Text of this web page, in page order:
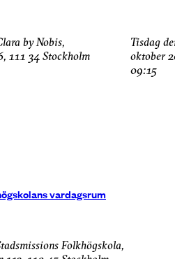
by Nobis,
111 34 Stockholm
tisdag den 6.
oktober
09:15
vardagsrum
Folkhögskola,